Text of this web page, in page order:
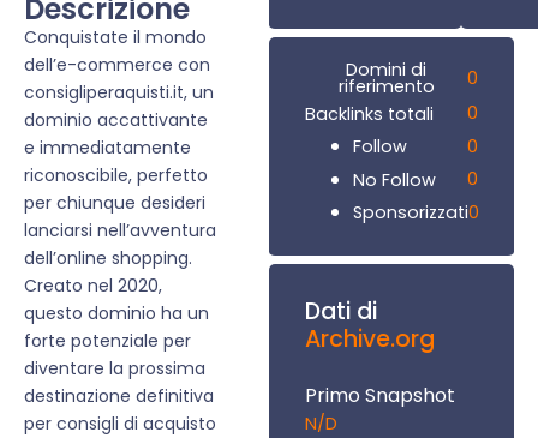
Descrizione
Conquistate il mondo
dell’e-commerce con
consigliperaquisti.it, un
dominio accattivante
e immediatamente
riconoscibile, perfetto
per chiunque desideri
lanciarsi nell’avventura
dell’online shopping.
Creato nel 2020,
questo dominio ha un
forte potenziale per
diventare la prossima
destinazione definitiva
per consigli di acquisto
Domini di
riferimento
0
Backlinks totali
0
Follow
0
No Follow
0
Sponsorizzati0
Dati di
Archive.org
Primo Snapshot
N/D